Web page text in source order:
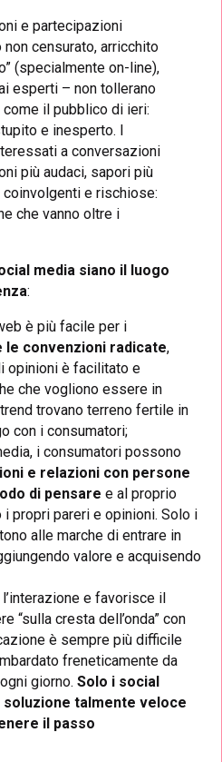
e partecipazioni
non censurato, arricchito
(specialmente on-line),
esperti – non tollerano
il pubblico di ieri:
e inesperto. I
a conversazioni
più audaci, sapori più
e rischiose:
che vanno oltre i
media siano il luogo
:
è più facile per i
le convenzioni radicate,
opinioni è facilitato e
che vogliono essere in
trovano terreno fertile in
con i consumatori;
i consumatori possono
e relazioni con persone
di pensare e al proprio
i propri pareri e opinioni. Solo i
alle marche di entrare in
valore e acquisendo
e favorisce il
“sulla cresta dell’onda” con
è sempre più difficile
freneticamente da
giorno.Solo i social
talmente veloce
il passo